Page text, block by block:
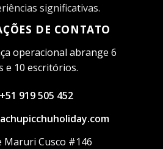
significativas.
DE CONTATO
operacional abrange 6
e 10 escritórios.
+51 919 505 452
Maruri Cusco #146